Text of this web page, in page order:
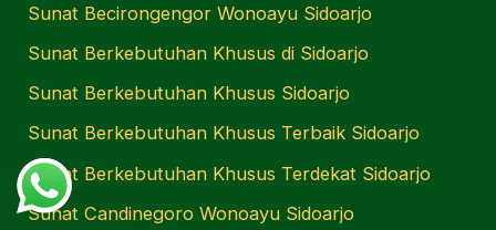
Sunat Becirongengor Wonoayu Sidoarjo
Sunat Berkebutuhan Khusus di Sidoarjo
Sunat Berkebutuhan Khusus Sidoarjo
Sunat Berkebutuhan Khusus Terbaik Sidoarjo
Sunat Berkebutuhan Khusus Terdekat Sidoarjo
Sunat Candinegoro Wonoayu Sidoarjo